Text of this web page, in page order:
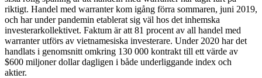
riktigt. Handel med warranter kom igång förra sommaren, juni 2019,
och har under pandemin etablerat sig väl hos det inhemska
investerarkollektivet. Faktum är att 81 procent av all handel med
warranter utförs av vietnamesiska investerare. Under 2020 har det
handlats i genomsnitt omkring 130 000 kontrakt till ett värde av
$600 miljoner dollar dagligen i både underliggande index och
aktier.